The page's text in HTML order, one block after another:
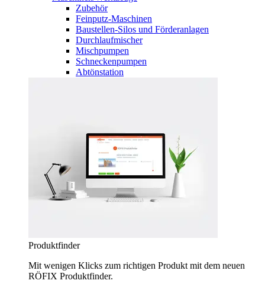
Zubehör
Feinputz-Maschinen
Baustellen-Silos und Förderanlagen
Durchlaufmischer
Mischpumpen
Schneckenpumpen
Abtönstation
Produktfinder
Mit wenigen Klicks zum richtigen Produkt mit dem neuen
RÖFIX Produktfinder.